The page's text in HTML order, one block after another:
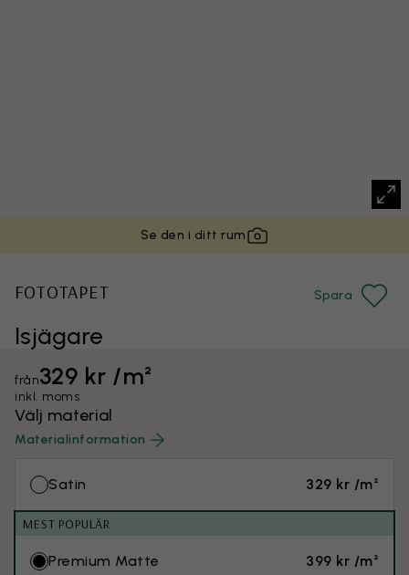
Se den i ditt rum
Isjägare
FOTOTAPET Spara
från329 kr /m²
inkl. moms
Välj material
Materialinformation
Satin 329 kr /m²
MEST POPULÄR
Premium Matte 399 kr /m²